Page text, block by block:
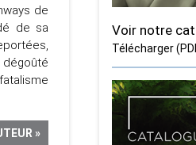
de
de sa
»
Voir notre
Télécharger